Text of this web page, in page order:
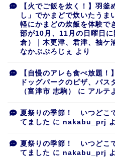
【火でご飯を炊く！】羽
し」でかまどで炊いたうま
軽にかまどの炊飯を体験で
部が10月、11月の日曜日
倉）｜木更津、君津、袖ケ
なかぶぷろじぇ
より
【自慢のアレも食べ放題
ドッグパークのピザ、パス
（富津市 志駒）
に アルテ
夏祭りの季節！ いつどこ
てました に nakabu_prj
夏祭りの季節！ いつどこ
てました に nakabu_prj